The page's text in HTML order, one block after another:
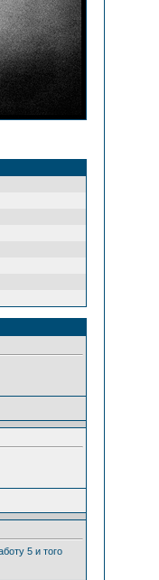
5 и того